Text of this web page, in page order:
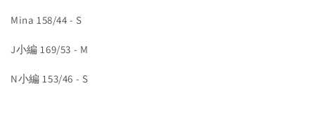
Mina 158/44 - S
J小編 169/53 - M
N小編 153/46 - S